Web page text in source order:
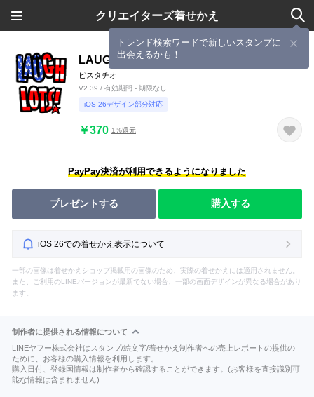
クリエイターズ着せかえ
トレンド検索ワードで新しいスタンプに
出会えるかも！
LAUGH LOTS
ピスタチオ
V2.39 / 有効期間 - 期限なし
iOS 26デザイン部分対応
￥370 1%還元
PayPay決済が利用できるようになりました
プレゼントする 購入する
iOS 26での着せかえ表示について
一部の画像は着せかえショップ掲載用の画像のため、実際の着せかえには適用されません。
また、ご利用のLINEバージョンが最新でない場合、一部の画面デザインが異なる場合があり
ます。
制作者に提供される情報について
LINEヤフー株式会社はスタンプ/絵文字/着せかえ制作者への売上レポートの提供の
ために、お客様の購入情報を利用します。
購入日付、登録国情報は制作者から確認することができます。(お客様を直接識別可
能な情報は含まれません)